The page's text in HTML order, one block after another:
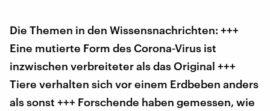
Die Themen in den Wissensnachrichten: +++
Eine mutierte Form des Corona-Virus ist
inzwischen verbreiteter als das Original +++
Tiere verhalten sich vor einem Erdbeben anders
als sonst +++ Forschende haben gemessen, wie